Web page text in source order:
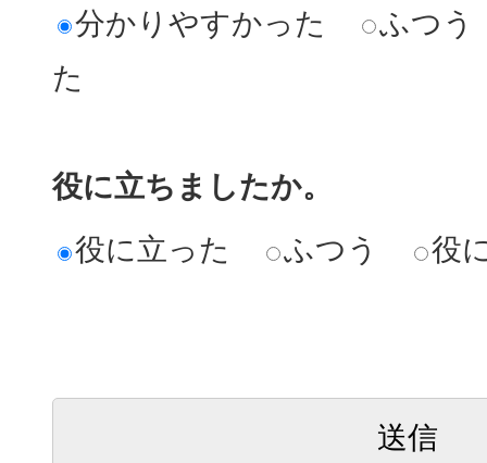
分かりやすかった
ふつう
た
役に立ちましたか。
役に立った
ふつう 役